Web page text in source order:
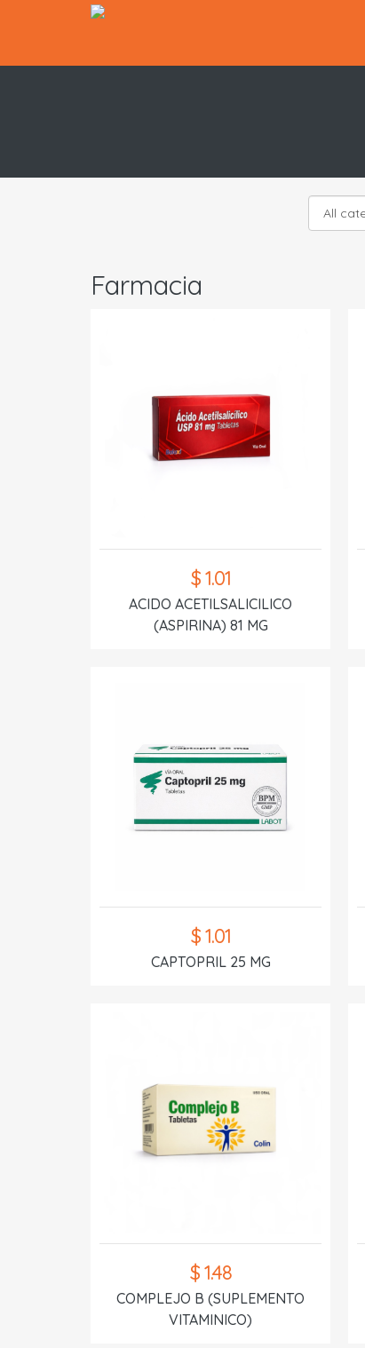
Farmacia
$ 1.01
ACIDO ACETILSALICILICO
(ASPIRINA) 81 MG
$ 1.01
CAPTOPRIL 25 MG
$ 1.48
COMPLEJO B (SUPLEMENTO
VITAMINICO)